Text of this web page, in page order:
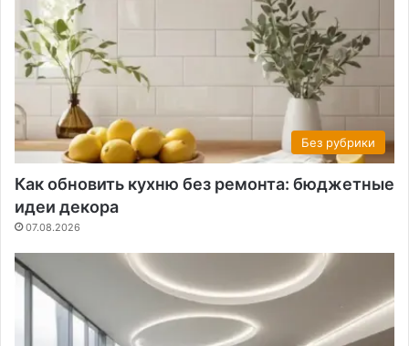
Без рубрики
Как обновить кухню без ремонта: бюджетные
идеи декора
07.08.2026